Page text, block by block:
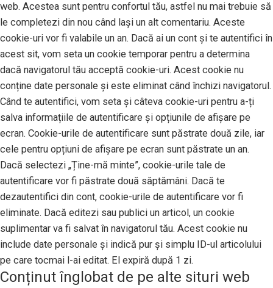
web. Acestea sunt pentru confortul tău, astfel nu mai trebuie să
le completezi din nou când lași un alt comentariu. Aceste
cookie-uri vor fi valabile un an. Dacă ai un cont și te autentifici în
acest sit, vom seta un cookie temporar pentru a determina
dacă navigatorul tău acceptă cookie-uri. Acest cookie nu
conține date personale și este eliminat când închizi navigatorul.
Când te autentifici, vom seta și câteva cookie-uri pentru a-ți
salva informațiile de autentificare și opțiunile de afișare pe
ecran. Cookie-urile de autentificare sunt păstrate două zile, iar
cele pentru opțiuni de afișare pe ecran sunt păstrate un an.
Dacă selectezi „Ține-mă minte”, cookie-urile tale de
autentificare vor fi păstrate două săptămâni. Dacă te
dezautentifici din cont, cookie-urile de autentificare vor fi
eliminate. Dacă editezi sau publici un articol, un cookie
suplimentar va fi salvat în navigatorul tău. Acest cookie nu
include date personale și indică pur și simplu ID-ul articolului
pe care tocmai l-ai editat. El expiră după 1 zi.
Conținut înglobat de pe alte situri web